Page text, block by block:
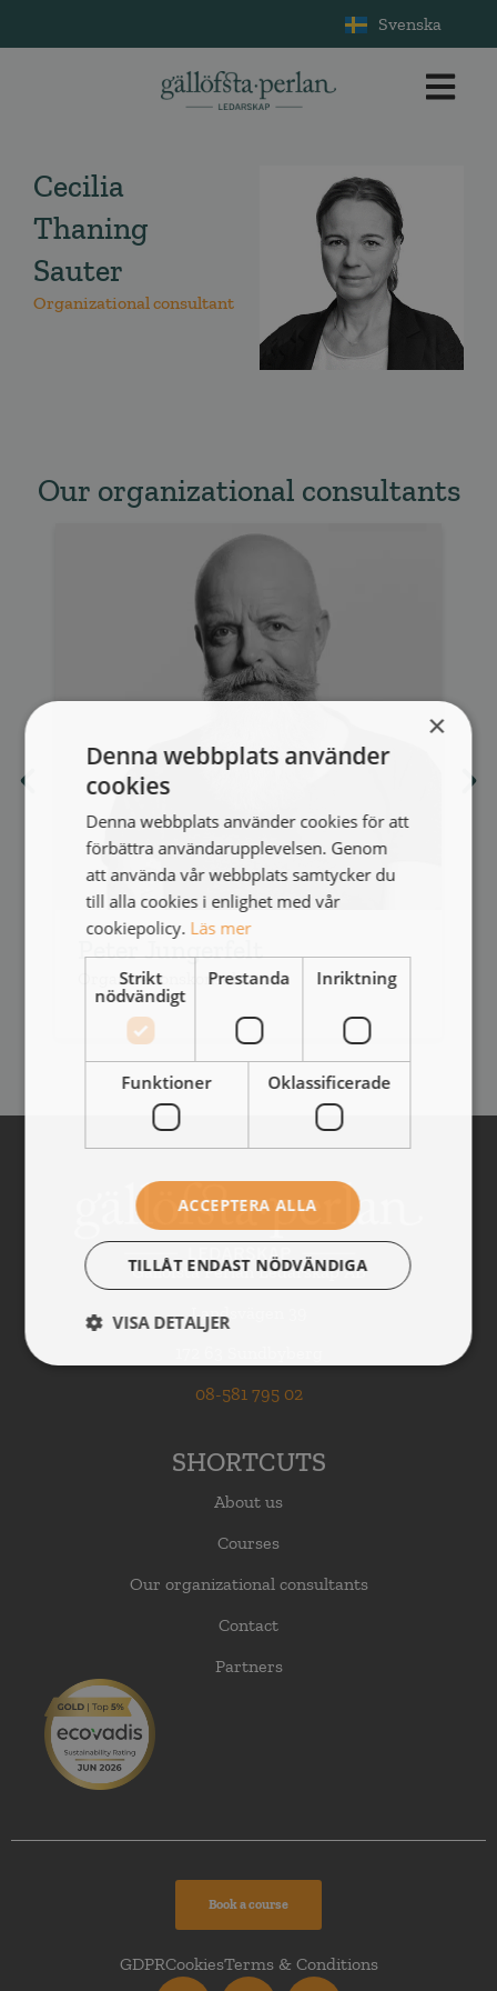
Svenska
Cecilia
Thaning
Sauter
Organizational consultant
Our organizational consultants
Peter Jungerfelt
Organisationskonsult
Gällöfsta Perlan Ledarskap AB
Landsvägen 39
08-581 795 02
SHORTCUTS
About us
Courses
Our organizational consultants
Contact
Partners
Book a course
GDPRCookiesTerms & Conditions
×
Denna webbplats använder
cookies
Denna webbplats använder cookies för att
förbättra användarupplevelsen. Genom
att använda vår webbplats samtycker du
till alla cookies i enlighet med vår
cookiepolicy. Läs mer
Strikt
nödvändigt
Prestanda Inriktning
Funktioner Oklassificerade
ACCEPTERA ALLA
TILLÅT ENDAST NÖDVÄNDIGA
VISA DETALJER